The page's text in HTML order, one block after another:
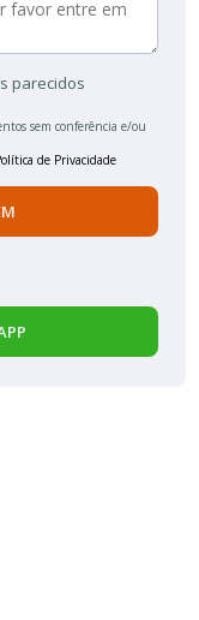
parecidos
sem conferência e/ou
de Privacidade